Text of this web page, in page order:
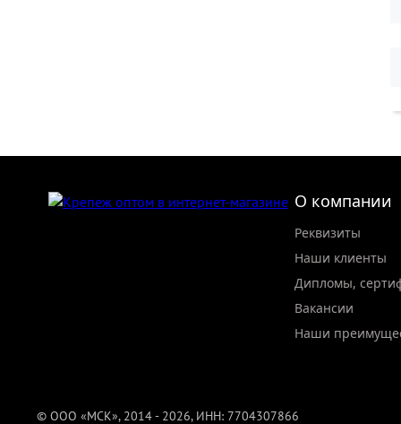
О компании
Реквизиты
Наши клиенты
Дипломы,
Вакансии
Наши
© ООО «МСК», 2014 - 2026, ИНН: 7704307866